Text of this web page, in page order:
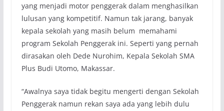
yang menjadi motor penggerak dalam menghasilkan
lulusan yang kompetitif. Namun tak jarang, banyak
kepala sekolah yang masih belum memahami
program Sekolah Penggerak ini. Seperti yang pernah
dirasakan oleh Dede Nurohim, Kepala Sekolah SMA
Plus Budi Utomo, Makassar.
“Awalnya saya tidak begitu mengerti dengan Sekolah
Penggerak namun rekan saya ada yang lebih dulu